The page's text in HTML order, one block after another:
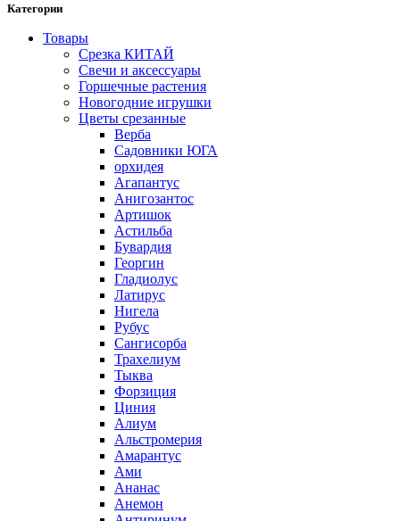
Категории
Товары
Срезка КИТАЙ
Свечи и аксессуары
Горшечные растения
Новогодние игрушки
Цветы срезанные
Верба
Садовники ЮГА
орхидея
Агапантус
Анигозантос
Артишок
Астильба
Бувардия
Георгин
Гладиолус
Латирус
Нигела
Рубус
Сангисорба
Трахелиум
Тыква
Форзиция
Циния
Алиум
Альстромерия
Амарантус
Ами
Ананас
Анемон